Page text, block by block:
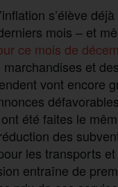
s’élève
mois – et
ce mois de
et
vont encore
s défavorables
ont été faites le
des
les transports et
entraîne de